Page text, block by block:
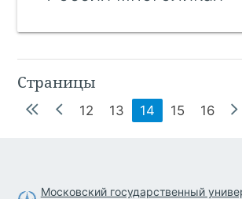
Страницы
12 13 14 15 16
Московский государственный